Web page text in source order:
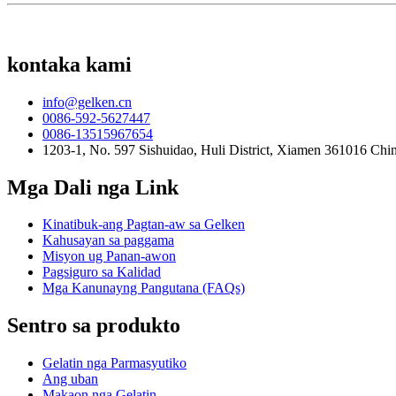
kontaka kami
info@gelken.cn
0086-592-5627447
0086-13515967654
1203-1, No. 597 Sishuidao, Huli District, Xiamen 361016
Mga Dali nga Link
Kinatibuk-ang Pagtan-aw sa Gelken
Kahusayan sa paggama
Misyon ug Panan-awon
Pagsiguro sa Kalidad
Mga Kanunayng Pangutana (FAQs)
Sentro sa produkto
Gelatin nga Parmasyutiko
Ang uban